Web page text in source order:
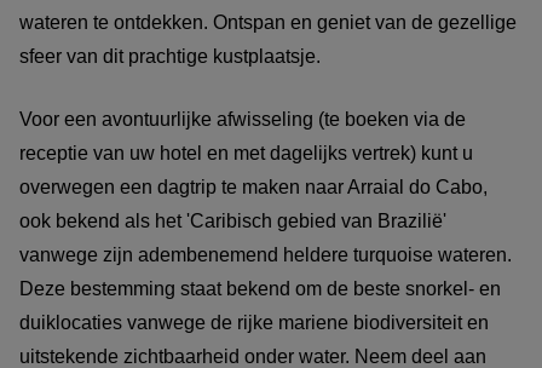
wateren te ontdekken. Ontspan en geniet van de gezellige
sfeer van dit prachtige kustplaatsje.
Voor een avontuurlijke afwisseling (te boeken via de
receptie van uw hotel en met dagelijks vertrek) kunt u
overwegen een dagtrip te maken naar Arraial do Cabo,
ook bekend als het 'Caribisch gebied van Brazilië'
vanwege zijn adembenemend heldere turquoise wateren.
Deze bestemming staat bekend om de beste snorkel- en
duiklocaties vanwege de rijke mariene biodiversiteit en
uitstekende zichtbaarheid onder water. Neem deel aan